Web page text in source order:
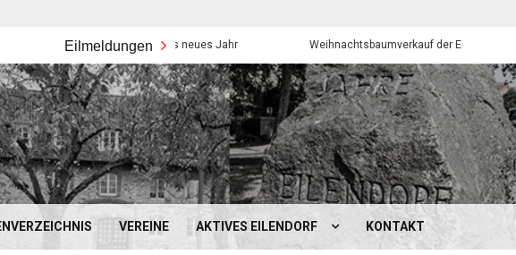
Eilmeldungen
Frohes neues Jahr Weihnachtsbaumverkauf der Eilendorfer Pfadfinder
VEREINE AKTIVES EILENDORF KONTAKT